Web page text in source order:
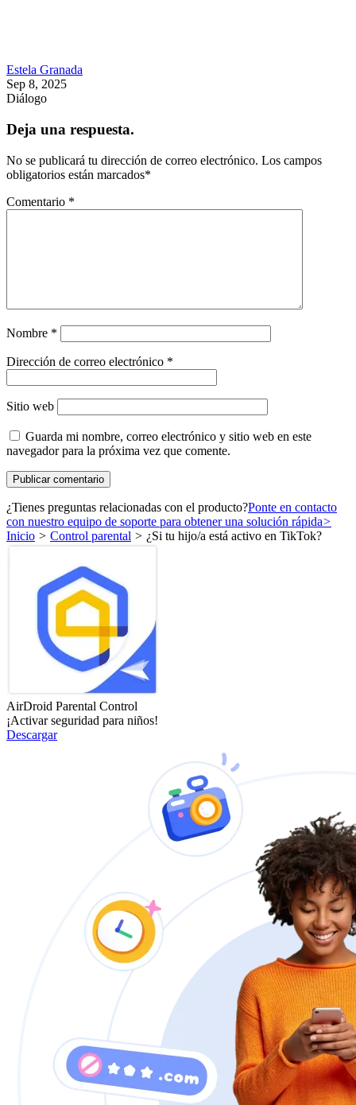
Estela Granada
Sep 8, 2025
Diálogo
Deja una respuesta.
No se publicará tu dirección de correo electrónico. Los campos
obligatorios están marcados*
Comentario *
Nombre *
Dirección de correo electrónico *
Sitio web
Guarda mi nombre, correo electrónico y sitio web en este
navegador para la próxima vez que comente.
¿Tienes preguntas relacionadas con el producto?Ponte en contacto
con nuestro equipo de soporte para obtener una solución rápida>
Inicio > Control parental > ¿Si tu hijo/a está activo en TikTok?
AirDroid Parental Control
¡Activar seguridad para niños!
Descargar